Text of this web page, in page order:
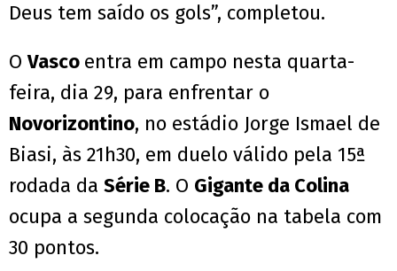
Deus tem saído os gols”, completou.
OVasco entra em campo nesta quarta-
feira, dia 29, para enfrentar o
Novorizontino, no estádio Jorge Ismael de
Biasi, às 21h30, em duelo válido pela 15ª
rodada da Série B. O Gigante da Colina
ocupa a segunda colocação na tabela com
30 pontos.